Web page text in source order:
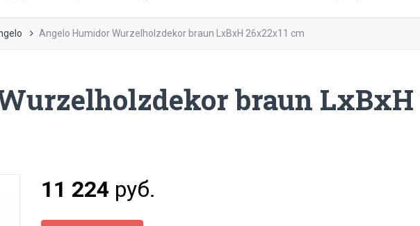
Angelo Humidor Wurzelholzdekor braun LxBxH 26x22x11 cm
braun LxBxH
11 224 руб.